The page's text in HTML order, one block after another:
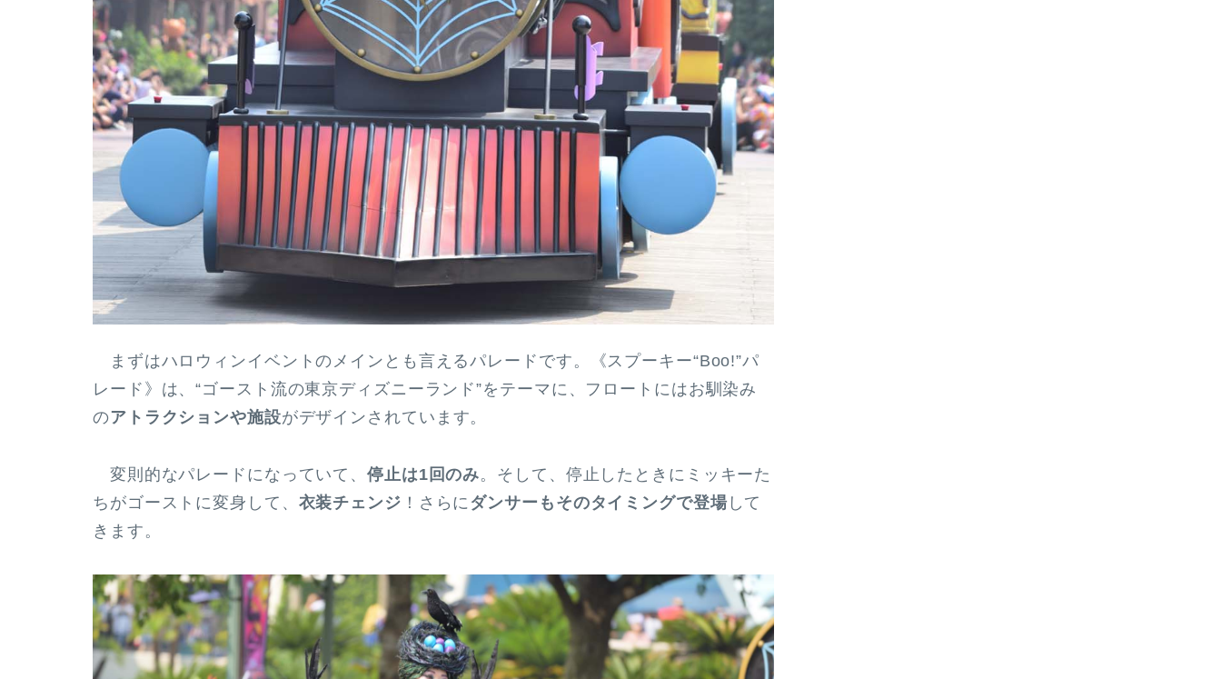
まずはハロウィンイベントのメインとも言えるパレードです。《スプーキー“Boo!”パ
レード》は、“ゴースト流の東京ディズニーランド”をテーマに、フロートにはお馴染み
のアトラクションや施設がデザインされています。
変則的なパレードになっていて、停止は1回のみ。そして、停止したときにミッキーた
ちがゴーストに変身して、 衣装チェンジ ！さらに ダンサーもそのタイミングで登場して
きます。